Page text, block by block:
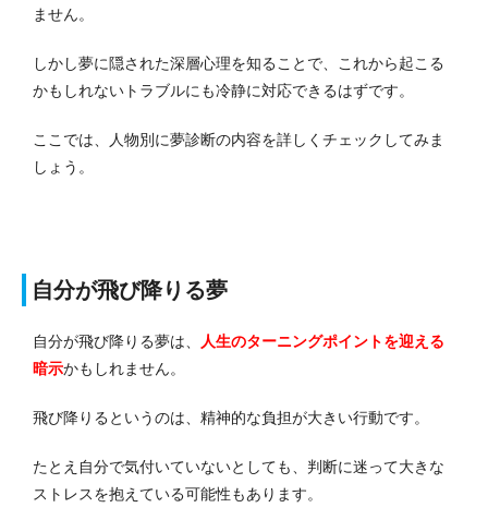
ません。
しかし夢に隠された深層心理を知ることで、これから起こる
かもしれないトラブルにも冷静に対応できるはずです。
ここでは、人物別に夢診断の内容を詳しくチェックしてみま
しょう。
自分が飛び降りる夢
自分が飛び降りる夢は、
人生のターニングポイントを迎える
暗示かもしれません。
飛び降りるというのは、精神的な負担が大きい行動です。
たとえ自分で気付いていないとしても、判断に迷って大きな
ストレスを抱えている可能性もあります。